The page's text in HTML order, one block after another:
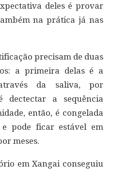
deles é provar
na prática já nas
precisam de duas
a primeira delas é a
da saliva, por
dectectar a sequência
então, é congelada
pode ficar estável em
meses.
em Xangai conseguiu